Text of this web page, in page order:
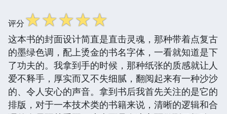
评分☆☆☆☆☆
这本书的封面设计简直是直击灵魂，那种带着点复古
的墨绿色调，配上烫金的书名字体，一看就知道是下
了功夫的。我拿到手的时候，那种纸张的质感就让人
爱不释手，厚实而又不失细腻，翻阅起来有一种沙沙
的、令人安心的声音。拿到书后我首先关注的是它的
排版，对于一本技术类的书籍来说，清晰的逻辑和合